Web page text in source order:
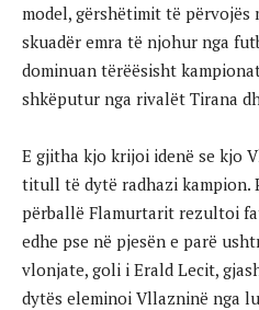
model, gërshëtimit të përvojës
skuadër emra të njohur nga
dominuan tërëësisht
shkëputur nga rivalët Tirana
E gjitha kjo krijoi idenë se kjo
titull të dytë radhazi kampion.
përballë Flamurtarit rezultoi
edhe pse në pjesën e parë
vlonjate, goli i Erald Lecit,
dytës eleminoi Vllazninë nga